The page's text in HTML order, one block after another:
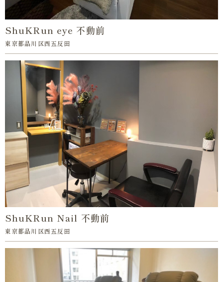
ShuKRun eye 不動前
東京都品川区西五反田
ShuKRun Nail 不動前
東京都品川区西五反田